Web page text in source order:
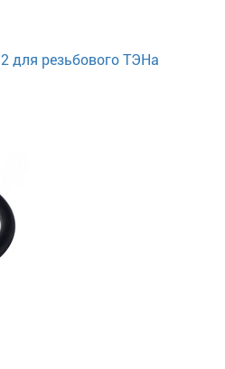
для резьбового ТЭНа